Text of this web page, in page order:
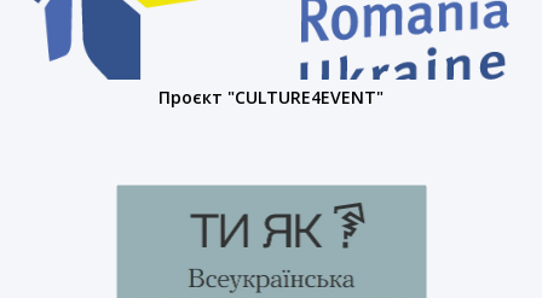
Проєкт "CULTURE4EVENT"